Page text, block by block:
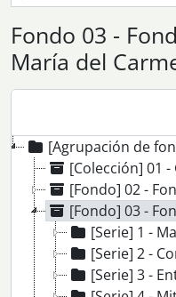
Fondo 03 -
María del
[Agrupación de fondos]
[Colección] 01 -
[Fondo] 02 - Fondo
[Fondo] 03 - Fondo
[Serie] 1 -
[Serie] 2 -
[Serie] 3 - Entrevista a Rojas